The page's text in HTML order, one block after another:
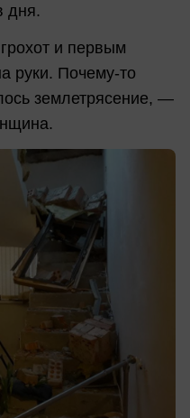
дня.
и первым
руки. Почему-то
землетрясение, —